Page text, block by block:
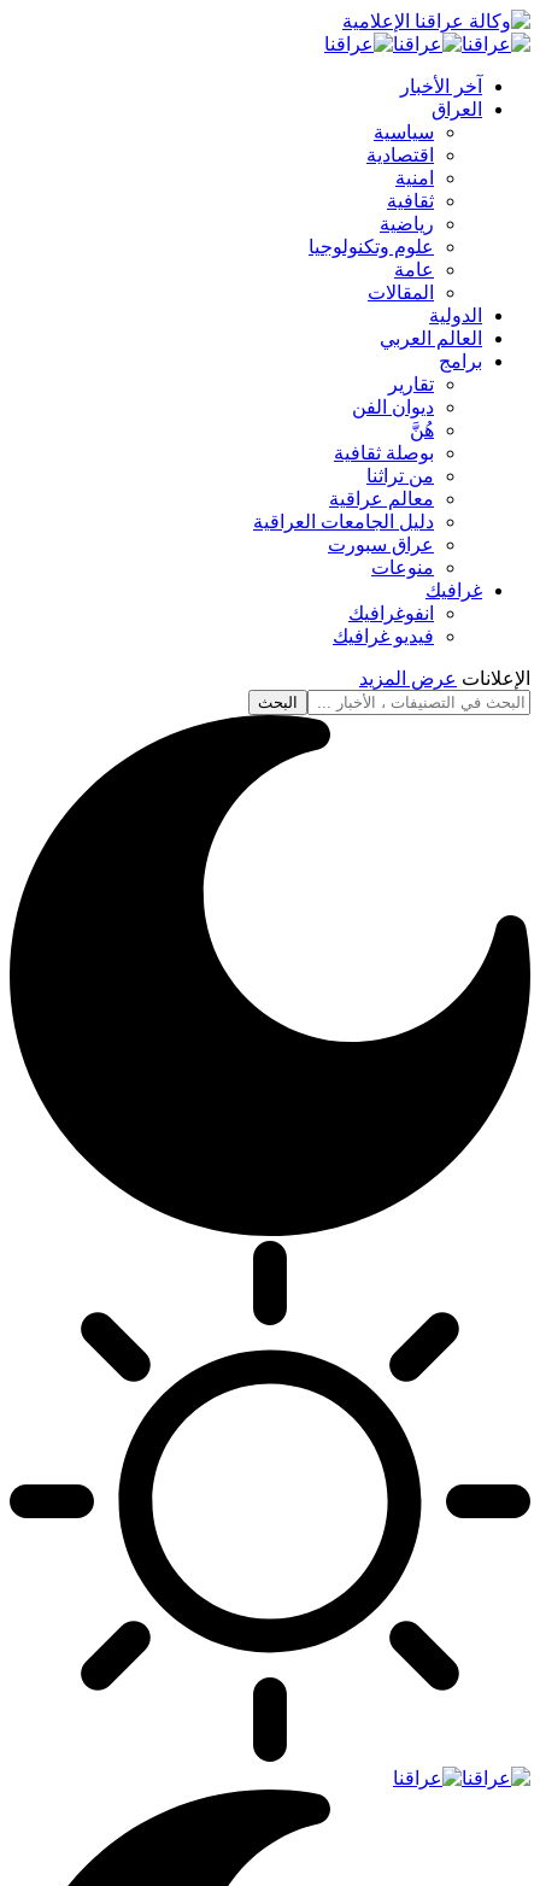
آخر الأخبار
العراق
سياسية
اقتصادية
امنية
ثقافية
رياضية
علوم وتكنولوجيا
عامة
المقالات
الدولية
العالم العربي
برامج
تقارير
ديوان الفن
هُنَّ
بوصلة ثقافية
من تراثنا
معالم عراقية
دليل الجامعات العراقية
عراق سبورت
منوعات
غرافيك
انفوغرافيك
فيديو غرافيك
الإعلانات عرض المزيد